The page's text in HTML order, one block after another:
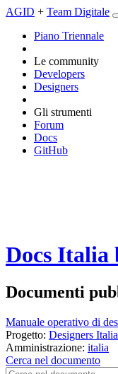
AGID + Team Digitale
Piano Triennale
Le community
Developers
Designers
Gli strumenti
Forum
Docs
GitHub
Docs Italia
Documenti
Manuale operativo di
Progetto: Designers Italia
Amministrazione: italia
Cerca nel documento